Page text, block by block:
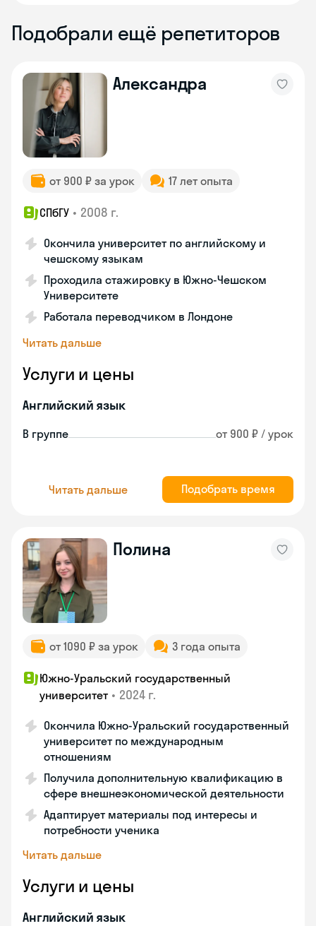
Подобрали ещё репетиторов
Александра
от 900 ₽ за урок 17 лет опыта
СПбГУ • 2008 г.
Окончила университет по английскому и
чешскому языкам
Проходила стажировку в Южно-Чешском
Университете
Работала переводчиком в Лондоне
Читать дальше
Услуги и цены
Английский язык
В группе от 900 ₽ / урок
Читать дальше Подобрать время
Полина
от 1090 ₽ за урок 3 года опыта
Южно-Уральский государственный
университет • 2024 г.
Окончила Южно-Уральский государственный
университет по международным
отношениям
Получила дополнительную квалификацию в
сфере внешнеэкономической деятельности
Адаптирует материалы под интересы и
потребности ученика
Читать дальше
Услуги и цены
Английский язык